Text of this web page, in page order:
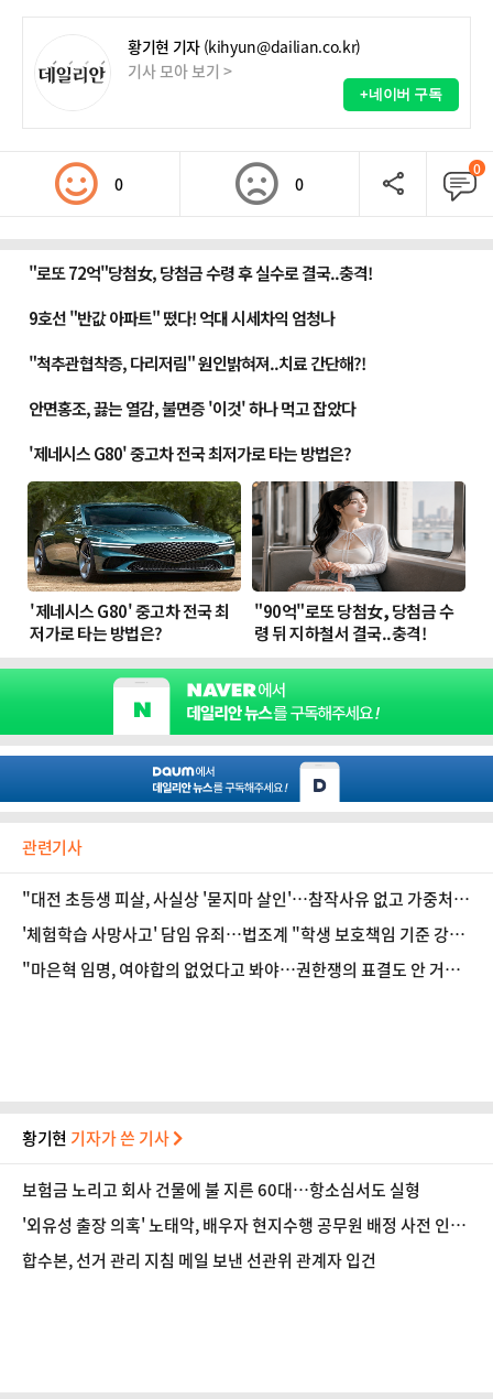
황기현 기자 (kihyun@dailian.co.kr)
기사 모아 보기 >
+네이버 구독
0 0
0
관련기사
"대전 초등생 피살, 사실상 '묻지마 살인'…참작사유 없고 가중처벌
예상" [법조계에 물어보니 622]
'체험학습 사망사고' 담임 유죄…법조계 "학생 보호책임 기준 강화
될 것"
"마은혁 임명, 여야합의 없었다고 봐야…권한쟁의 표결도 안 거쳐
황기현 기자가 쓴 기사
보험금 노리고 회사 건물에 불 지른 60대…항소심서도 실형
'외유성 출장 의혹' 노태악, 배우자 현지수행 공무원 배정 사전 인
지?…합수본, 진술 확보
합수본, 선거 관리 지침 메일 보낸 선관위 관계자 입건